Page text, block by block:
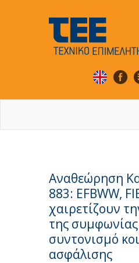
Αναθεώρηση
883: EFBWW,
χαιρετίζουν
της συμφωνίας
συντονισμό
ασφάλισης